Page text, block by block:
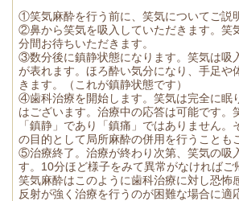
①笑気麻酔を行う前に、笑気についてご説
②鼻から笑気を吸入していただきます。笑
分間お待ちいただきます。
③数分後に鎮静状態になります。笑気は吸
が表れます。ほろ酔い気分になり、手足や
きます。（これが鎮静状態です）
④歯科治療を開始します。笑気は完全に眠
はございます。治療中の応答は可能です。
「鎮静」であり「鎮痛」ではありません。
の目的として局所麻酔の併用を行うことも
⑤治療終了。治療が終わり次第、笑気の吸
す。10分ほど様子をみて異常がなければご
笑気麻酔はこのように歯科治療に対し恐怖
反射が強く治療を行うのが困難な場合に適